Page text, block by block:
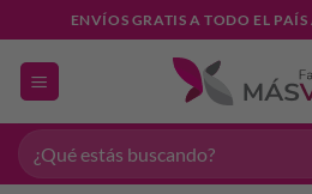
al
contenido
ENVÍOS GRATIS A TODO EL
Buscar
por: